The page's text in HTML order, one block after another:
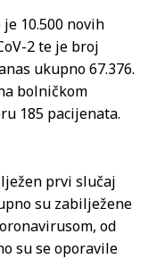
10.500 novih
2 te je broj
ukupno 67.376.
bolničkom
185 pacijenata.
prvi slučaj
su zabilježene
od
su se oporavile